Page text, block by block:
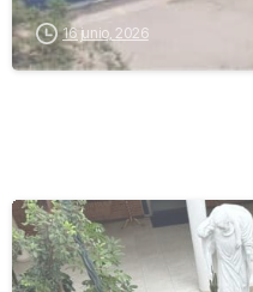
16 junio, 2026